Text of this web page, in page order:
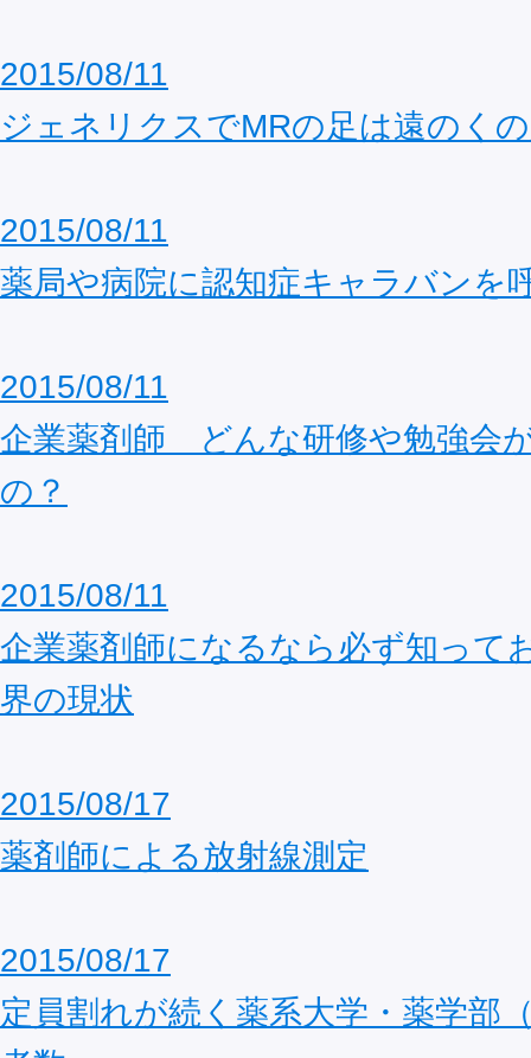
2015/08/11
ジェネリクスでMRの足は遠のく
2015/08/11
薬局や病院に認知症キャラバンを
2015/08/11
企業薬剤師 どんな研修や勉強会
の？
2015/08/11
企業薬剤師になるなら必ず知って
界の現状
2015/08/17
薬剤師による放射線測定
2015/08/17
定員割れが続く薬系大学・薬学部